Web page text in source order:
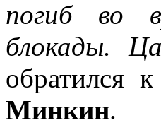
погиб во
блокады.
обратился
Минкин.